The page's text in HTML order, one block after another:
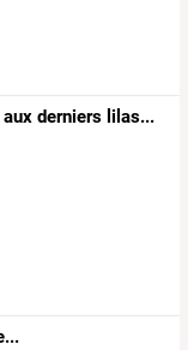
derniers lilas...